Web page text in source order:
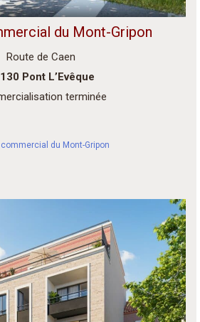
du Mont-Gripon
Route de Caen
Pont L’Evêque
terminée
du Mont-Gripon